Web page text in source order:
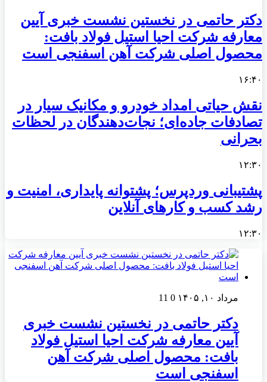
دکتر حاتمی در نخستین نشست خبری آیین
معارفه شرکت احیا استیل فولاد بافت:
محصول اصلی شرکت آهن اسفنجی است
۱۶:۴۰
نقش حیاتی امداد خودرو و مکانیک سیار در
تصادفات جاده‌ای؛ نجات‌دهندگان در لحظات
بحرانی
۱۲:۳۰
پشتیبانی وردپرس؛ پشتوانه پایداری، امنیت و
رشد کسب‌ و کارهای آنلاین
۱۲:۳۰
مرداد ۱۰, ۱۴۰۵ 0
11
دکتر حاتمی در نخستین نشست خبری
آیین معارفه شرکت احیا استیل فولاد
بافت: محصول اصلی شرکت آهن
اسفنجی است